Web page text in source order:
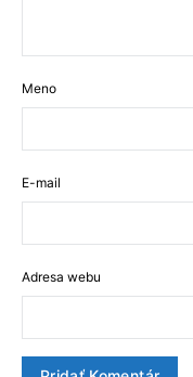
Meno
E-mail
Adresa webu